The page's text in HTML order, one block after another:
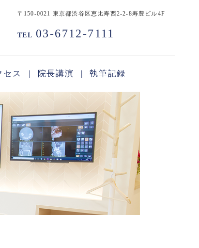
〒150-0021 東京都渋谷区恵比寿西2-2-8寿豊ビル4F
TEL 03-6712-7111
セス 院長講演 執筆記録